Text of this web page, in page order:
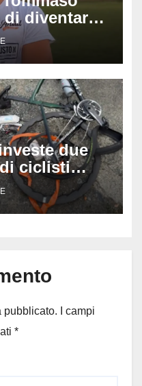
diventare
da
di Bologna
in mare
due
ciclisti
choc di un
pubblicato.
I campi
*